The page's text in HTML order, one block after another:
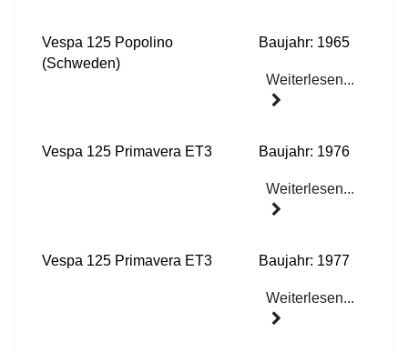
Vespa 125 Popolino
(Schweden)
Baujahr: 1965
Weiterlesen...
Vespa 125 Primavera ET3 Baujahr: 1976
Weiterlesen...
Vespa 125 Primavera ET3 Baujahr: 1977
Weiterlesen...